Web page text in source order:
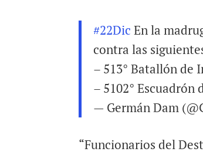
#22Dic En la
contra las
– 513° Batallón de
– 5102°
— Germán Dam
“Funcionarios del